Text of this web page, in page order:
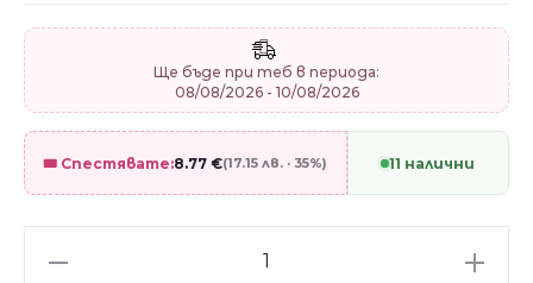
Ще бъде при теб в периода:
08/08/2026 - 10/08/2026
🎟️ Спестявате:8.77€(17.15 лв. · 35%) 11 налични